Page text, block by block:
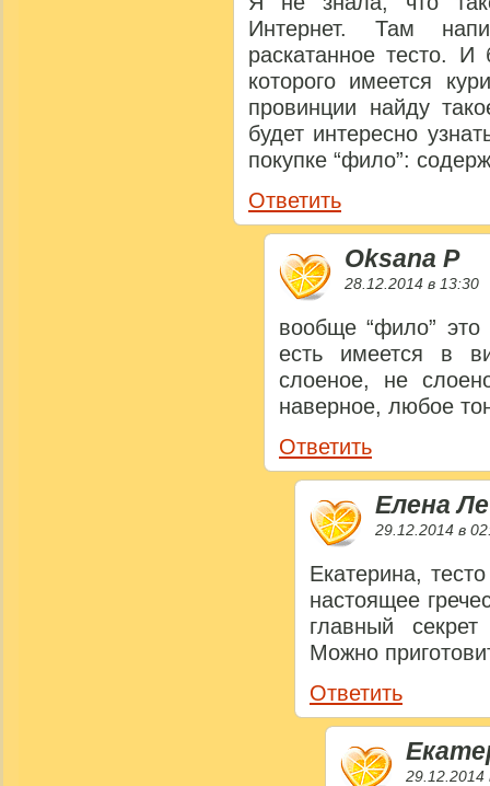
Интернет. Там
раскатанное тесто.
которого имеется
провинции найду
будет интересно
покупке “фило”:
Ответить
Oksana P
28.12.2014 в 13:30
вообще “фило” это
есть имеется в
слоеное, не
наверное, любое
Ответить
Елена
29.12.2014 в
Екатерина,
настоящее
главный
Можно
Ответить
29.12.2014